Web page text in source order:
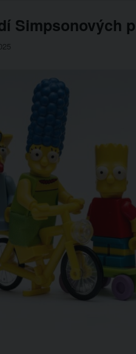
Simpsonových